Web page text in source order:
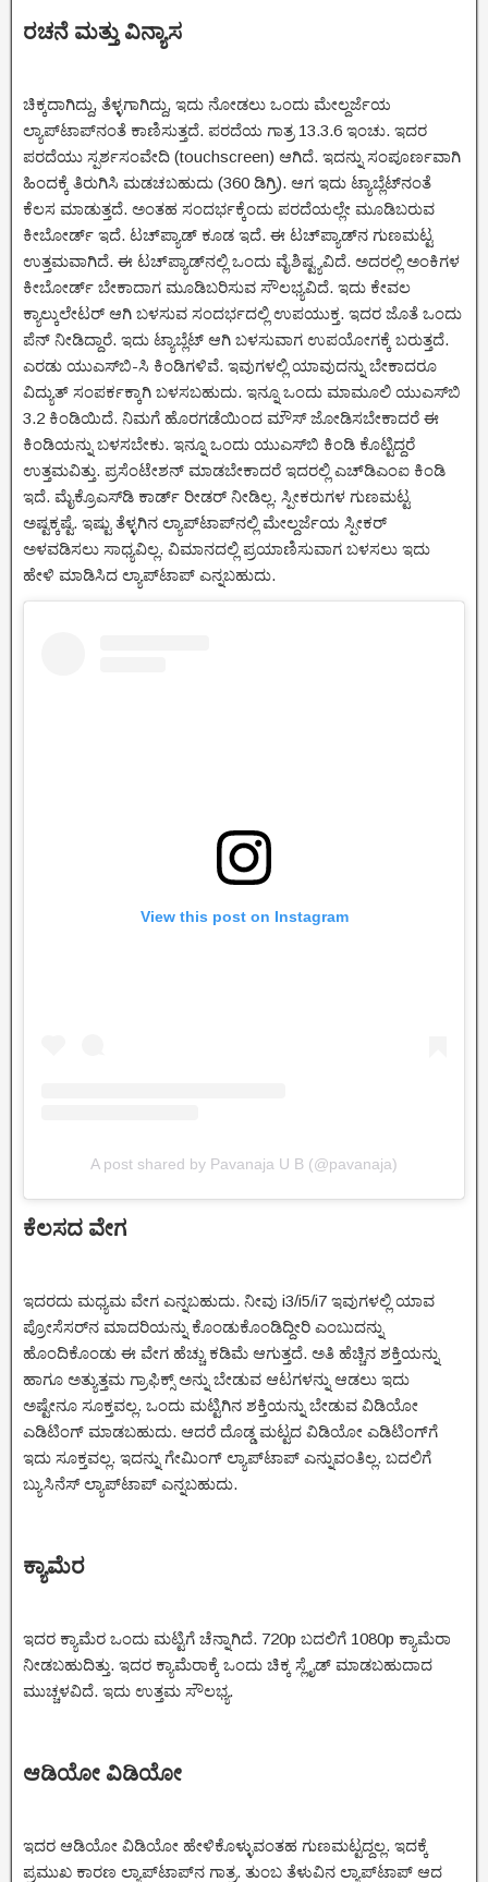
ರಚನೆ ಮತ್ತು ವಿನ್ಯಾಸ
ಚಿಕ್ಕದಾಗಿದ್ದು, ತೆಳ್ಳಗಾಗಿದ್ದು, ಇದು ನೋಡಲು ಒಂದು ಮೇಲ್ದರ್ಜೆಯ
ಲ್ಯಾಪ್‌ಟಾಪ್‌ನಂತೆ ಕಾಣಿಸುತ್ತದೆ. ಪರದೆಯ ಗಾತ್ರ 13.3.6 ಇಂಚು. ಇದರ
ಪರದೆಯು ಸ್ಪರ್ಶಸಂವೇದಿ (touchscreen) ಆಗಿದೆ. ಇದನ್ನು ಸಂಪೂರ್ಣವಾಗಿ
ಹಿಂದಕ್ಕೆ ತಿರುಗಿಸಿ ಮಡಚಬಹುದು (360 ಡಿಗ್ರಿ). ಆಗ ಇದು ಟ್ಯಾಬ್ಲೆಟ್‌ನಂತೆ
ಕೆಲಸ ಮಾಡುತ್ತದೆ. ಅಂತಹ ಸಂದರ್ಭಕ್ಕೆಂದು ಪರದೆಯಲ್ಲೇ ಮೂಡಿಬರುವ
ಕೀಬೋರ್ಡ್ ಇದೆ. ಟಚ್‌ಪ್ಯಾಡ್ ಕೂಡ ಇದೆ. ಈ ಟಚ್‌ಪ್ಯಾಡ್‌ನ ಗುಣಮಟ್ಟ
ಉತ್ತಮವಾಗಿದೆ. ಈ ಟಚ್‌ಪ್ಯಾಡ್‌ನಲ್ಲಿ ಒಂದು ವೈಶಿಷ್ಟ್ಯವಿದೆ. ಅದರಲ್ಲಿ ಅಂಕಿಗಳ
ಕೀಬೋರ್ಡ್ ಬೇಕಾದಾಗ ಮೂಡಿಬರಿಸುವ ಸೌಲಭ್ಯವಿದೆ. ಇದು ಕೇವಲ
ಕ್ಯಾಲ್ಕುಲೇಟರ್ ಆಗಿ ಬಳಸುವ ಸಂದರ್ಭದಲ್ಲಿ ಉಪಯುಕ್ತ. ಇದರ ಜೊತೆ ಒಂದು
ಪೆನ್ ನೀಡಿದ್ದಾರೆ. ಇದು ಟ್ಯಾಬ್ಲೆಟ್ ಆಗಿ ಬಳಸುವಾಗ ಉಪಯೋಗಕ್ಕೆ ಬರುತ್ತದೆ.
ಎರಡು ಯುಎಸ್‌ಬಿ-ಸಿ ಕಿಂಡಿಗಳಿವೆ. ಇವುಗಳಲ್ಲಿ ಯಾವುದನ್ನು ಬೇಕಾದರೂ
ವಿದ್ಯುತ್ ಸಂಪರ್ಕಕ್ಕಾಗಿ ಬಳಸಬಹುದು. ಇನ್ನೂ ಒಂದು ಮಾಮೂಲಿ ಯುಎಸ್‌ಬಿ
3.2 ಕಿಂಡಿಯಿದೆ. ನಿಮಗೆ ಹೊರಗಡೆಯಿಂದ ಮೌಸ್ ಜೋಡಿಸಬೇಕಾದರೆ ಈ
ಕಿಂಡಿಯನ್ನು ಬಳಸಬೇಕು. ಇನ್ನೂ ಒಂದು ಯುಎಸ್‌ಬಿ ಕಿಂಡಿ ಕೊಟ್ಟಿದ್ದರೆ
ಉತ್ತಮವಿತ್ತು. ಪ್ರಸೆಂಟೇಶನ್ ಮಾಡಬೇಕಾದರೆ ಇದರಲ್ಲಿ ಎಚ್‌ಡಿಎಂಐ ಕಿಂಡಿ
ಇದೆ. ಮೈಕ್ರೊಎಸ್‌ಡಿ ಕಾರ್ಡ್ ರೀಡರ್ ನೀಡಿಲ್ಲ. ಸ್ಪೀಕರುಗಳ ಗುಣಮಟ್ಟ
ಅಷ್ಟಕ್ಕಷ್ಟೆ. ಇಷ್ಟು ತೆಳ್ಳಗಿನ ಲ್ಯಾಪ್‌ಟಾಪ್‌ನಲ್ಲಿ ಮೇಲ್ದರ್ಜೆಯ ಸ್ಪೀಕರ್
ಅಳವಡಿಸಲು ಸಾಧ್ಯವಿಲ್ಲ. ವಿಮಾನದಲ್ಲಿ ಪ್ರಯಾಣಿಸುವಾಗ ಬಳಸಲು ಇದು
ಹೇಳಿ ಮಾಡಿಸಿದ ಲ್ಯಾಪ್‌ಟಾಪ್ ಎನ್ನಬಹುದು.
View this post on Instagram
A post shared by Pavanaja U B (@pavanaja)
ಕೆಲಸದ ವೇಗ
ಇದರದು ಮಧ್ಯಮ ವೇಗ ಎನ್ನಬಹುದು. ನೀವು i3/i5/i7 ಇವುಗಳಲ್ಲಿ ಯಾವ
ಪ್ರೋಸೆಸರ್‌ನ ಮಾದರಿಯನ್ನು ಕೊಂಡುಕೊಂಡಿದ್ದೀರಿ ಎಂಬುದನ್ನು
ಹೊಂದಿಕೊಂಡು ಈ ವೇಗ ಹೆಚ್ಚು ಕಡಿಮೆ ಆಗುತ್ತದೆ. ಅತಿ ಹೆಚ್ಚಿನ ಶಕ್ತಿಯನ್ನು
ಹಾಗೂ ಅತ್ಯುತ್ತಮ ಗ್ರಾಫಿಕ್ಸ್ ಅನ್ನು ಬೇಡುವ ಆಟಗಳನ್ನು ಆಡಲು ಇದು
ಅಷ್ಟೇನೂ ಸೂಕ್ತವಲ್ಲ. ಒಂದು ಮಟ್ಟಿಗಿನ ಶಕ್ತಿಯನ್ನು ಬೇಡುವ ವಿಡಿಯೋ
ಎಡಿಟಿಂಗ್ ಮಾಡಬಹುದು. ಆದರೆ ದೊಡ್ಡ ಮಟ್ಟದ ವಿಡಿಯೋ ಎಡಿಟಿಂಗ್‌ಗೆ
ಇದು ಸೂಕ್ತವಲ್ಲ. ಇದನ್ನು ಗೇಮಿಂಗ್ ಲ್ಯಾಪ್‌ಟಾಪ್ ಎನ್ನುವಂತಿಲ್ಲ. ಬದಲಿಗೆ
ಬ್ಯುಸಿನೆಸ್ ಲ್ಯಾಪ್‌ಟಾಪ್ ಎನ್ನಬಹುದು.
ಕ್ಯಾಮೆರ
ಇದರ ಕ್ಯಾಮೆರ ಒಂದು ಮಟ್ಟಿಗೆ ಚೆನ್ನಾಗಿದೆ. 720p ಬದಲಿಗೆ 1080p ಕ್ಯಾಮೆರಾ
ನೀಡಬಹುದಿತ್ತು. ಇದರ ಕ್ಯಾಮೆರಾಕ್ಕೆ ‌ಒಂದು ಚಿಕ್ಕ ಸ್ಲೈಡ್ ಮಾಡಬಹುದಾದ
ಮುಚ್ಚಳವಿದೆ. ಇದು ಉತ್ತಮ ಸೌಲಭ್ಯ.
ಆಡಿಯೋ ವಿಡಿಯೋ
ಇದರ ಆಡಿಯೋ ವಿಡಿಯೋ ಹೇಳಿಕೊಳ್ಳುವಂತಹ ಗುಣಮಟ್ಟದ್ದಲ್ಲ. ಇದಕ್ಕೆ
ಪ್ರಮುಖ ಕಾರಣ ಲ್ಯಾಪ್‌ಟಾಪ್‌ನ ಗಾತ್ರ. ತುಂಬ ತೆಳುವಿನ ಲ್ಯಾಪ್‌ಟಾಪ್ ಆದ